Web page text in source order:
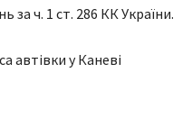
за ч. 1 ст. 286 КК України.
автівки у Каневі